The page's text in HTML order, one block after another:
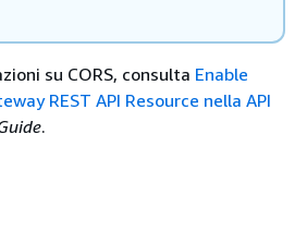
su CORS, consulta Enable
REST API Resource nella API
.